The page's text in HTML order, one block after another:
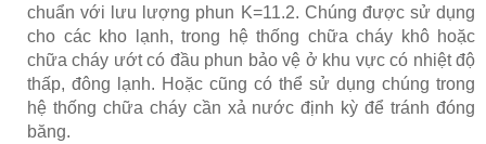
chuẩn với lưu lượng phun K=11.2. Chúng được sử dụng
cho các kho lạnh, trong hệ thống chữa cháy khô hoặc
chữa cháy ướt có đầu phun bảo vệ ở khu vực có nhiệt độ
thấp, đông lạnh. Hoặc cũng có thể sử dụng chúng trong
hệ thống chữa cháy cần xả nước định kỳ để tránh đóng
băng.